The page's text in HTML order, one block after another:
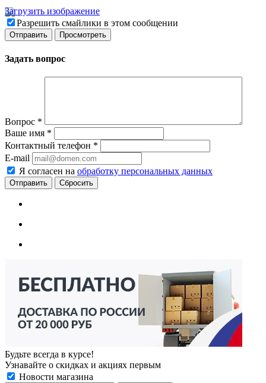
Загрузить изображение
Разрешить смайлики в этом сообщении
Задать вопрос
Вопрос *
Ваше имя *
Контактный телефон *
E-mail
Я согласен на обработку персональных данных
Сбросить
Будьте всегда в курсе!
Узнавайте о скидках и акциях первым
Новости магазина